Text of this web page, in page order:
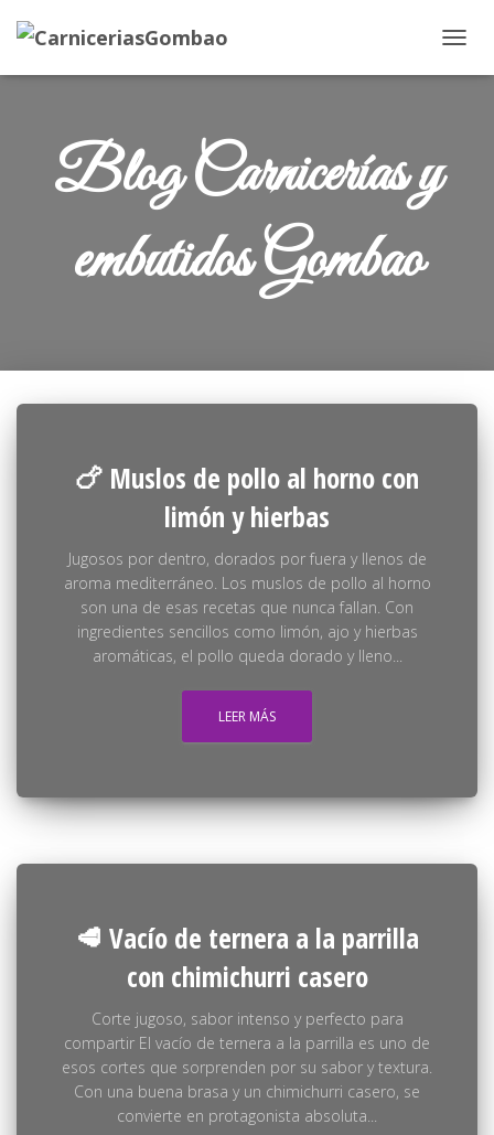
Blog Carnicerías y
embutidos Gombao
🍗 Muslos de pollo al horno con
limón y hierbas
Jugosos por dentro, dorados por fuera y llenos de
aroma mediterráneo. Los muslos de pollo al horno
son una de esas recetas que nunca fallan. Con
ingredientes sencillos como limón, ajo y hierbas
aromáticas, el pollo queda dorado y lleno...
LEER MÁS
🥩 Vacío de ternera a la parrilla
con chimichurri casero
Corte jugoso, sabor intenso y perfecto para
compartir El vacío de ternera a la parrilla es uno de
esos cortes que sorprenden por su sabor y textura.
Con una buena brasa y un chimichurri casero, se
convierte en protagonista absoluta...